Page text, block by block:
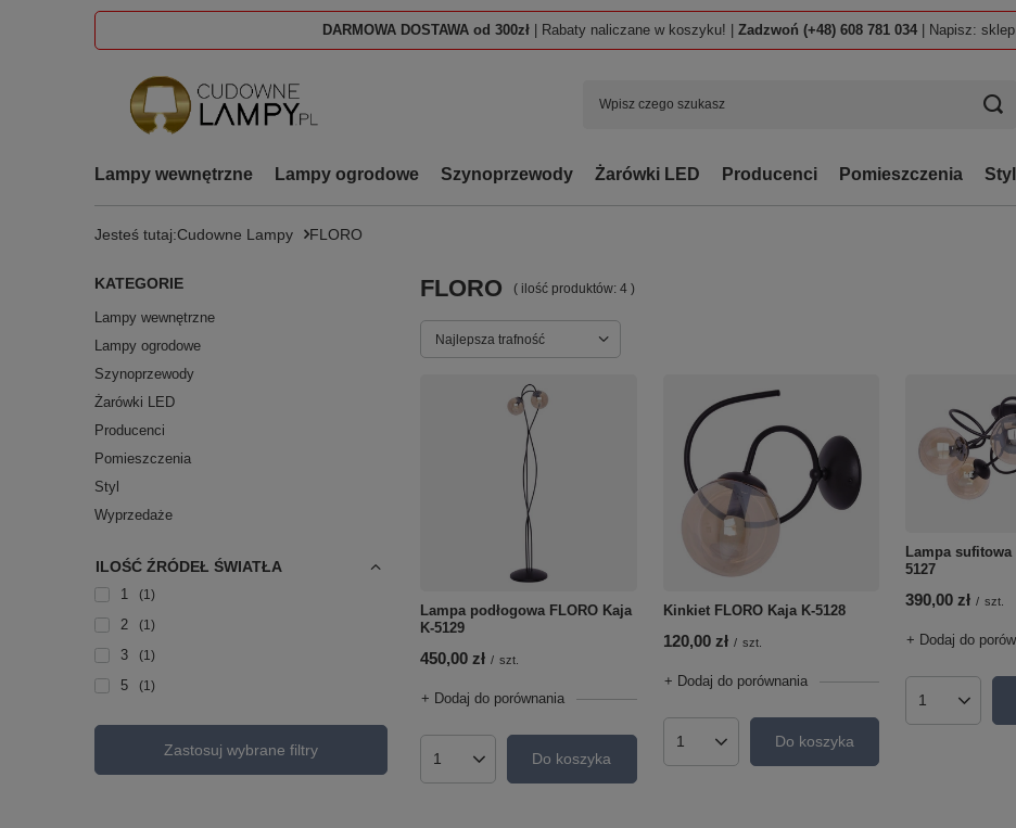
DARMOWA DOSTAWA od 300zł | Rabaty naliczane w koszyku! | Zadzwoń (+48) 608 781 034 | Napisz:
Lampy wewnętrzne Lampy ogrodowe Szynoprzewody Żarówki LED Producenci Pomieszczenia Styl
Jesteś tutaj:Cudowne Lampy FLORO
KATEGORIE
Lampy wewnętrzne
Lampy ogrodowe
Szynoprzewody
Żarówki LED
Producenci
Pomieszczenia
Styl
Wyprzedaże
ILOŚĆ ŹRÓDEŁ ŚWIATŁA
1 1
2 1
3 1
5 1
Zastosuj wybrane filtry
FLORO ( ilość produktów: 4 )
Zmień sortowanie
Najlepsza trafność
Lampa podłogowa FLORO Kaja
K-5129
450,00 zł / szt.
+ Dodaj do porównania
Ilość produktówDo koszyka
Kinkiet FLORO Kaja K-5128
120,00 zł / szt.
+ Dodaj do porównania
Ilość produktówDo koszyka
Lampa sufitowa
5127
390,00 zł / szt.
+ Dodaj do
Ilość